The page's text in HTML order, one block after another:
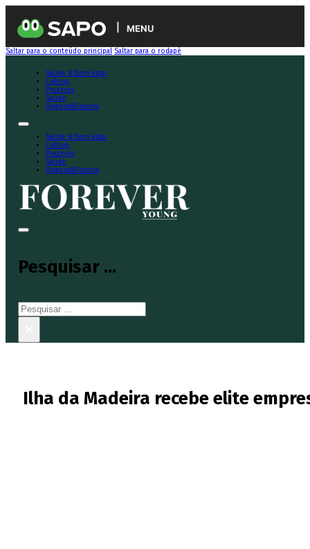
MENU
Saltar para o conteúdo principal Saltar para o rodapé
Saúde & Bem-Estar
Cultura
Prazeres
Saúde
Viagens&Resorts
Saúde & Bem-Estar
Cultura
Prazeres
Saúde
Viagens&Resorts
Pesquisar ...
Pesquisar
Ilha da Madeira recebe elite